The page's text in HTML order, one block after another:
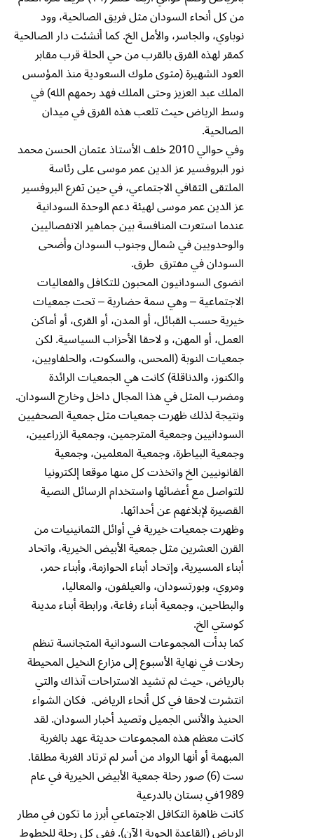
من كل أنحاء السودان مثل فريق الصالحية، وود
نوباوي، والجاسر، والأمل الخ. كما أنشئت دار الصالحية
كمقر لهذه الفرق بالقرب من حي الحلة قرب مقابر
العود الشهيرة (مثوى ملوك السعودية منذ المؤسس
الملك عبد العزيز وحتى الملك فهد رحمهم الله) في
وسط الرياض حيث تلعب هذه الفرق في ميدان
الصالحية.
وفي حوالي 2010 خلف الأستاذ عثمان الحسن محمد
نور البروفسير عز الدين عمر موسى على رئاسة
الملتقى الثقافي الاجتماعي، في حين تفرع البروفسير
عز الدين عمر موسى لهيئة دعم الوحدة السودانية
عندما استعرت المنافسة بين جماهير الانفصاليين
والوحدويين في شمال وجنوب السودان وأضحى
السودان في مفترق طرق.
انضوى السودانيون المحبون للتكافل والفعاليات
الاجتماعية – وهي سمة حضارية – تحت جمعيات
خيرية حسب القبائل، أو المدن، أو القرى، أو أماكن
العمل، أو المهن، و لاحقا الأحزاب السياسية. لكن
جمعيات النوبة (المحس، والسكوت، والحلفاويين،
والكنوز، والدناقلة) كانت هي الجمعيات الرائدة
ومضرب المثل في هذا المجال داخل وخارج السودان.
ونتيجة لذلك ظهرت جمعيات مثل جمعية الصحفيين
السودانيين وجمعية المترجمين، وجمعية الزراعيين،
وجمعية البياطرة، وجمعية المعلمين، وجمعية
القانونيين الخ واتخذت كل منها موقعا إلكترونيا
للتواصل مع أعضائها واستخدام الرسائل النصية
القصيرة لإبلاغهم عن أحداثها.
وظهرت جمعيات خيرية في أوائل الثمانينيات من
القرن العشرين مثل جمعية الأبيض الخيرية، واتحاد
أبناء المسيرية، وإتحاد أبناء الحوازمة، وأبناء حمر،
ومروي، وبورتسودان، والعيلفون، والمعاليا،
والبطاحين، وجمعية أبناء رفاعة، ورابطة أبناء مدينة
كوستي الخ.
كما بدأت المجموعات السودانية المتجانسة تنظم
رحلات في نهاية الأسبوع إلى مزارع النخيل المحيطة
بالرياض، حيث لم تشيد الاستراحات آنذاك والتي
انتشرت لاحقا في كل أنحاء الرياض. فكان الشواء
الحنيذ والأنس الجميل وتصيد أخبار السودان. لقد
كانت معظم هذه المجموعات حديثة عهد بالغربة
المبهمة أو أنها الرواد من أسر لم ترتاد الغربة مطلقا.
ست (6) صور رحلة جمعية الأبيض الخيرية في عام
1989في بستان بالدرعية
كانت ظاهرة التكافل الاجتماعي أبرز ما تكون في مطار
الرياض (القاعدة الجوية الآن). ففي كل رحلة للخطوط